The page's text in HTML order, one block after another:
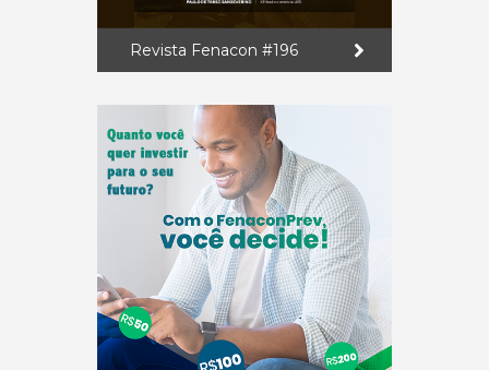
Revista Fenacon #196